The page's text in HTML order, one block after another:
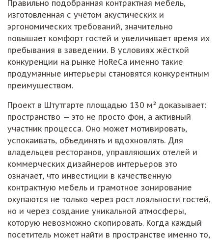
Правильно подобранная контрактная мебель,
изготовленная с учётом акустических и
эргономических требований, значительно
повышает комфорт гостей и увеличивает время их
пребывания в заведении. В условиях жёсткой
конкуренции на рынке HoReCa именно такие
продуманные интерьеры становятся конкурентным
преимуществом.
Проект в Штутгарте площадью 130 м² доказывает:
пространство — это не просто фон, а активный
участник процесса. Оно может мотивировать,
успокаивать, объединять и вдохновлять. Для
владельцев ресторанов, управляющих отелей и
коммерческих дизайнеров интерьеров это
означает, что инвестиции в качественную
контрактную мебель и грамотное зонирование
окупаются не только через рост лояльности гостей,
но и через создание уникальной атмосферы,
которую невозможно скопировать. Когда каждый
посетитель может найти в пространстве именно то,